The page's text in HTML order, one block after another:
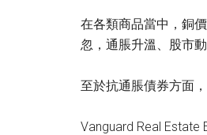
在各類商品當中，銅
忽，通脹升溫、股市
至於抗通脹債券方面
Vanguard Real Estate